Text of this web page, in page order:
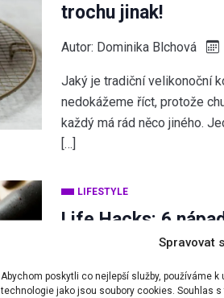
Spravovat
Abychom poskytli co nejlepší služby, používáme
technologie jako jsou soubory cookies. Souhlas
trochu jinak!
Autor: Dominika Blchová
Jaký je tradiční velikonoční
nedokážeme říct, protože
každý má rád něco jiného.
[…]
LIFESTYLE
Life Hacks: 6
pomohou žít
Autor:Dominika Blchová